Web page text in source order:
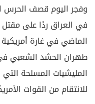
وفجر اليوم قصف الحرس
في العراق ردًا على
الماضي في غارة
طهران الحشد الشعبي
المليشيات المسلحة
للانتقام من القوات